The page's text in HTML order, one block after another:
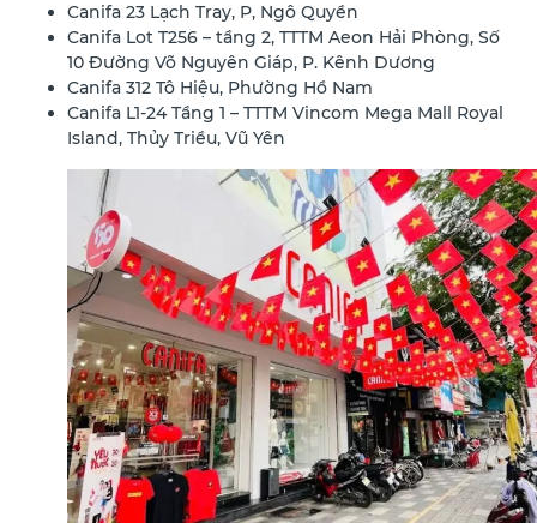
Canifa 23 Lạch Tray, P, Ngô Quyền
Canifa Lot T256 – tầng 2, TTTM Aeon Hải Phòng, Số
10 Đường Võ Nguyên Giáp, P. Kênh Dương
Canifa 312 Tô Hiệu, Phường Hồ Nam
Canifa L1-24 Tầng 1 – TTTM Vincom Mega Mall Royal
Island, Thủy Triều, Vũ Yên